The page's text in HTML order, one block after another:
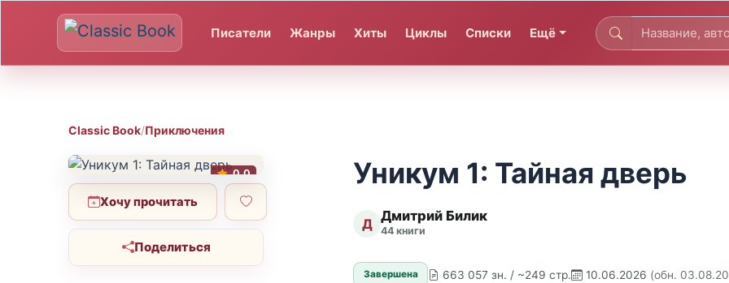
Писатели Жанры Хиты Циклы Списки Ещё
Classic Book/Приключения
0.0
Хочу прочитать
Поделиться
Уникум 1: Тайная дверь
Д Дмитрий Билик
44 книги
Завершена 663 057 зн. / ~249 стр. 10.06.2026 (обн.